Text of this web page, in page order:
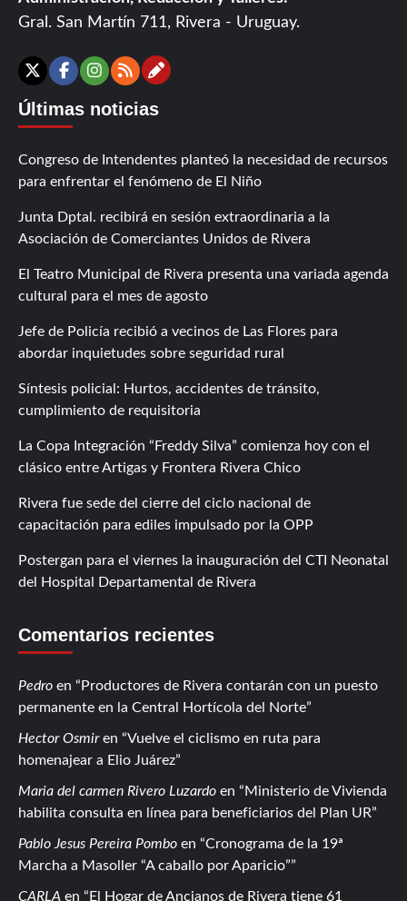
Gral. San Martín 711, Rivera - Uruguay.
X Facebook
Instagram
RSSContáctanos
Últimas noticias
Congreso de Intendentes planteó la necesidad de recursos
para enfrentar el fenómeno de El Niño
Junta Dptal. recibirá en sesión extraordinaria a la
Asociación de Comerciantes Unidos de Rivera
El Teatro Municipal de Rivera presenta una variada agenda
cultural para el mes de agosto
Jefe de Policía recibió a vecinos de Las Flores para
abordar inquietudes sobre seguridad rural
Síntesis policial: Hurtos, accidentes de tránsito,
cumplimiento de requisitoria
La Copa Integración “Freddy Silva” comienza hoy con el
clásico entre Artigas y Frontera Rivera Chico
Rivera fue sede del cierre del ciclo nacional de
capacitación para ediles impulsado por la OPP
Postergan para el viernes la inauguración del CTI Neonatal
del Hospital Departamental de Rivera
Comentarios recientes
Pedro en
Productores de Rivera contarán con un puesto
permanente en la Central Hortícola del Norte
Hector Osmiren
Vuelve el ciclismo en ruta para
homenajear a Elio Juárez
Maria del carmen Rivero Luzardo en
Ministerio de Vivienda
habilita consulta en línea para beneficiarios del Plan UR
Pablo Jesus Pereira Pombo en
Cronograma de la 19ª
Marcha a Masoller “A caballo por Aparicio”
CARLA en El Hogar de Ancianos de Rivera tiene 61